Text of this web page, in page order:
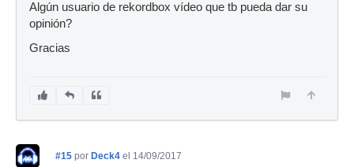
Algún usuario de rekordbox vídeo que tb pueda dar su
opinión?
Gracias
#15 por Deck4 el 14/09/2017